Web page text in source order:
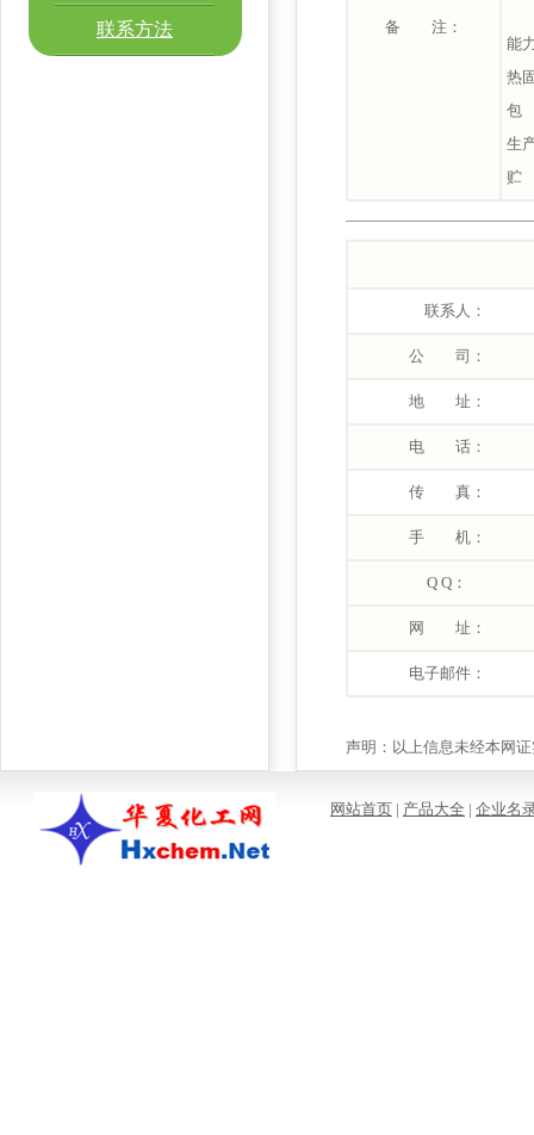
联系方法 备 注：
能
热
包
生
贮
联系人：
公 司：
地 址：
电 话：
传 真：
手 机：
Q Q：
网 址：
电子邮件：
声明：以上信息未经本网
网站首页 | 产品大全 | 企业名